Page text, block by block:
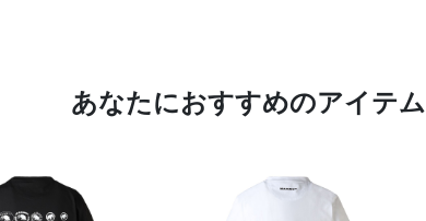
あなたにおすすめのアイテム